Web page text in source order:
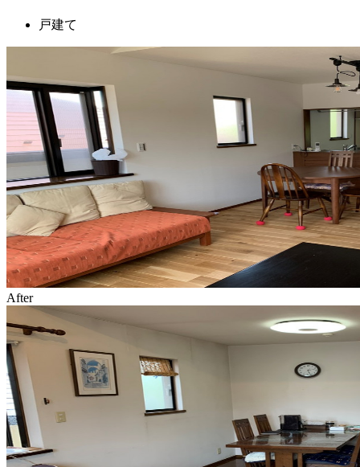
戸建て
After